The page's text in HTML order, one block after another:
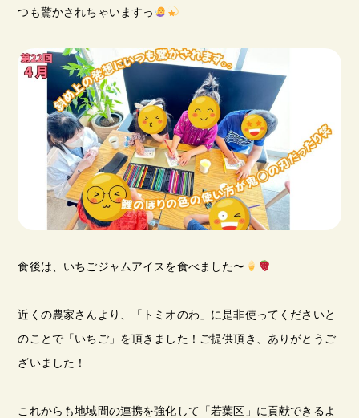
つも驚かされちゃいますっ
食後は、いちごジャムアイスを食べました〜
近くの農家さんより、「トミオのわ」に是非使ってくださいと
のことで「いちご」を頂きました！ご提供頂き、ありがとうご
ざいました！
これからも地域間の連携を強化して「若葉区」に貢献できるよ